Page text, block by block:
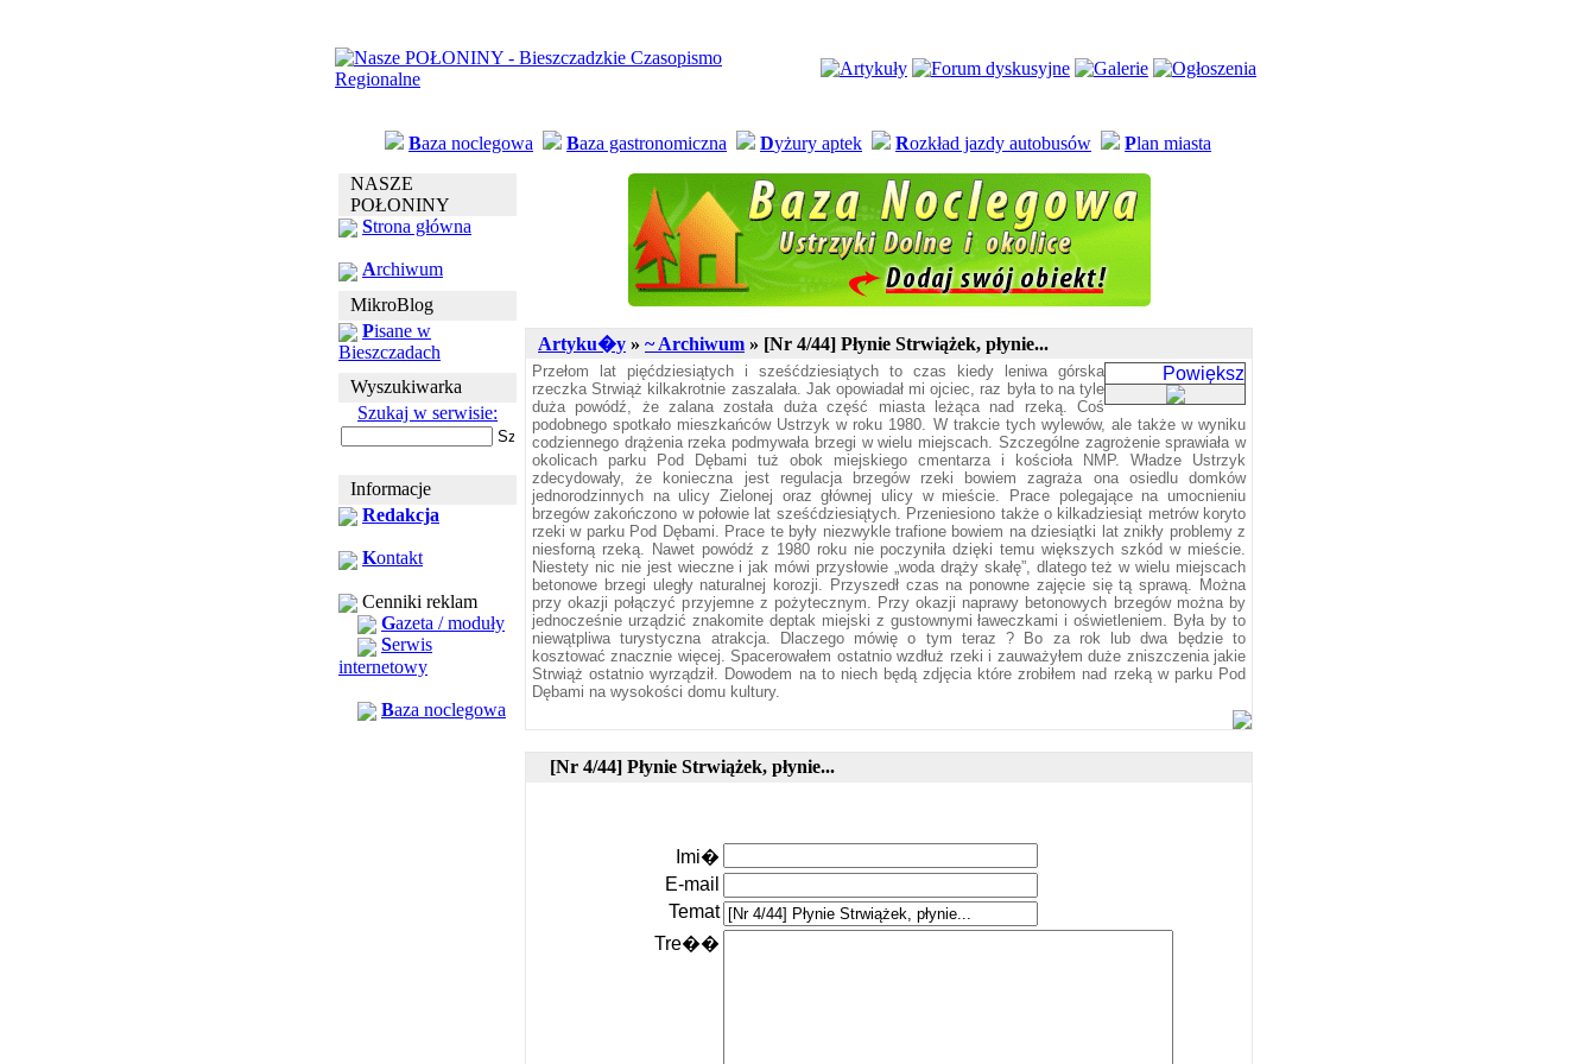
Baza noclegowa Baza gastronomiczna Dyżury aptek Rozkład jazdy autobusów Plan miasta
NASZE
POŁONINY
Strona główna
Archiwum
MikroBlog
Pisane w
Bieszczadach
Wyszukiwarka
Szukaj w serwisie:
Informacje
Redakcja
Kontakt
Cenniki reklam
Gazeta / moduły
Serwis
internetowy
Baza noclegowa
Artyku�y » ~ Archiwum » [Nr 4/44] Płynie Strwiążek, płynie...
Przełom lat pięćdziesiątych i sześćdziesiątych to czas kiedy leniwa górska
rzeczka Strwiąż kilkakrotnie zaszalała. Jak opowiadał mi ojciec, raz była to na tyle
duża powódź, że zalana została duża część miasta leżąca nad rzeką. Coś
podobnego spotkało mieszkańców Ustrzyk w roku 1980. W trakcie tych wylewów, ale także w wyniku
codziennego drążenia rzeka podmywała brzegi w wielu miejscach. Szczególne zagrożenie sprawiała w
okolicach parku Pod Dębami tuż obok miejskiego cmentarza i kościoła NMP. Władze Ustrzyk
zdecydowały, że konieczna jest regulacja brzegów rzeki bowiem zagraża ona osiedlu domków
jednorodzinnych na ulicy Zielonej oraz głównej ulicy w mieście. Prace polegające na umocnieniu
brzegów zakończono w połowie lat sześćdziesiątych. Przeniesiono także o kilkadziesiąt metrów koryto
rzeki w parku Pod Dębami. Prace te były niezwykle trafione bowiem na dziesiątki lat znikły problemy z
niesforną rzeką. Nawet powódź z 1980 roku nie poczyniła dzięki temu większych szkód w mieście.
Niestety nic nie jest wieczne i jak mówi przysłowie „woda drąży skałę”, dlatego też w wielu miejscach
betonowe brzegi uległy naturalnej korozji. Przyszedł czas na ponowne zajęcie się tą sprawą. Można
przy okazji połączyć przyjemne z pożytecznym. Przy okazji naprawy betonowych brzegów można by
jednocześnie urządzić znakomite deptak miejski z gustownymi ławeczkami i oświetleniem. Była by to
niewątpliwa turystyczna atrakcja. Dlaczego mówię o tym teraz ? Bo za rok lub dwa będzie to
kosztować znacznie więcej. Spacerowałem ostatnio wzdłuż rzeki i zauważyłem duże zniszczenia jakie
Strwiąż ostatnio wyrządził. Dowodem na to niech będą zdjęcia które zrobiłem nad rzeką w parku Pod
Dębami na wysokości domu kultury.
[Nr 4/44] Płynie Strwiążek, płynie...
Imi�
E-mail
Temat
Tre��